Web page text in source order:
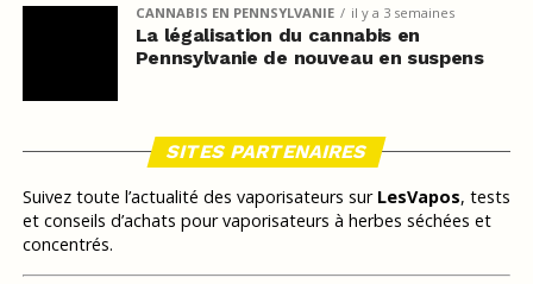
CANNABIS EN PENNSYLVANIE il y a 3 semaines
La légalisation du cannabis en
Pennsylvanie de nouveau en suspens
SITES PARTENAIRES
Suivez toute l’actualité des vaporisateurs sur LesVapos, tests
et conseils d’achats pour vaporisateurs à herbes séchées et
concentrés.